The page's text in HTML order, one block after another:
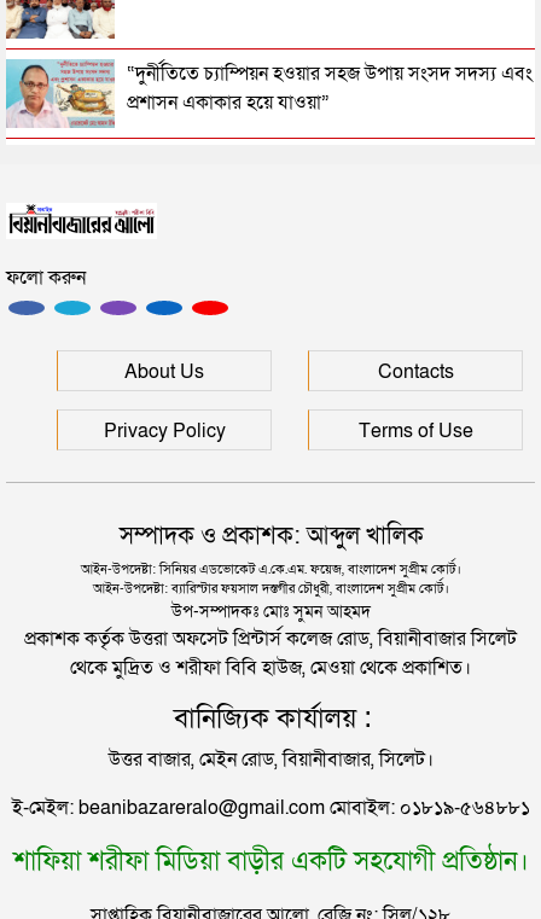
সিলেটে সড়ক দুর্ঘটনায় প্রাণ গেল যুবকের
ইউনূসকে সঙ্গে নিয়ে জুলাই স্মৃতি জাদুঘর উদ্বোধন করলেন
সিলেটে আরও দুইজনের মৃত্যু, হাসপাতালে ৩ শতাধিক
সিলেটের মাস্টারপ্ল্যান বাস্তবায়নে ঢাকায় উচ্চপর্যায়ে যা হল
দুই তরুণীকে তুলে নিয়ে ধর্ষণ, ৬ যুবককে যে শাস্তি দিলে
আদালত
যুক্তরাজ্যে বাংলাদেশিদের মধ্যে ৯৫ শতাংশই সিলেটি
সিলেটে বিচার নিয়ে হতাশ ৬ শহীদ পরিবার
“দুর্নীতিতে চ্যাম্পিয়ন হওয়ার সহজ উপায় সংসদ সদস্য এবং
প্রশাসন একাকার হয়ে যাওয়া”
রাজধানীর মাদারটেক থেকে তরুণীর খণ্ডিত মাথা ও দুই হাত
উদ্ধার
দিল্লিতে শেখ হাসিনার বক্তব্য দেওয়া নিয়ে পররাষ্ট্র
মন্ত্রণালয়ের ক্ষোভ
সিলেটের সাবেক মন্ত্রী-এমপিরা কে কোথায়?
জুলাই আন্দোলন ছাত্র-জনতার বীরত্বের স্মারকস্তম্ভ:
বিয়ানীবাজারের ইউএনও
সিলেটে সড়ক দুর্ঘটনায় প্রাণ গেল যুবকের
ফলো করুন
About Us Contacts
Privacy Policy Terms of Use
সম্পাদক ও প্রকাশক: আব্দুল খালিক
আইন-উপদেষ্টা: সিনিয়র এডভোকেট এ.কে.এম. ফয়েজ, বাংলাদেশ সুপ্রীম কোর্ট।
আইন-উপদেষ্টা: ব্যারিস্টার ফয়সাল দস্তগীর চৌধুরী, বাংলাদেশ সুপ্রীম কোর্ট।
উপ-সম্পাদকঃ মোঃ সুমন আহমদ
প্রকাশক কর্তৃক উত্তরা অফসেট প্রিন্টার্স কলেজ রোড, বিয়ানীবাজার সিলেট
থেকে মুদ্রিত ও শরীফা বিবি হাউজ, মেওয়া থেকে প্রকাশিত।
বানিজ্যিক কার্যালয় :
উত্তর বাজার, মেইন রোড, বিয়ানীবাজার, সিলেট।
ই-মেইল: beanibazareralo@gmail.com মোবাইল: ০১৮১৯-৫৬৪৮৮১
শাফিয়া শরীফা মিডিয়া বাড়ীর একটি সহযোগী প্রতিষ্ঠান।